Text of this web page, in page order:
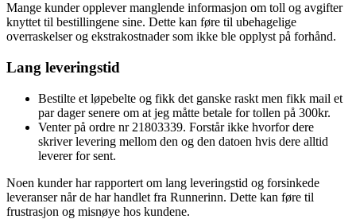
Mange kunder opplever manglende informasjon om toll og avgifter
knyttet til bestillingene sine. Dette kan føre til ubehagelige
overraskelser og ekstrakostnader som ikke ble opplyst på forhånd.
Lang leveringstid
Bestilte et løpebelte og fikk det ganske raskt men fikk mail et
par dager senere om at jeg måtte betale for tollen på 300kr.
Venter på ordre nr 21803339. Forstår ikke hvorfor dere
skriver levering mellom den og den datoen hvis dere alltid
leverer for sent.
Noen kunder har rapportert om lang leveringstid og forsinkede
leveranser når de har handlet fra Runnerinn. Dette kan føre til
frustrasjon og misnøye hos kundene.